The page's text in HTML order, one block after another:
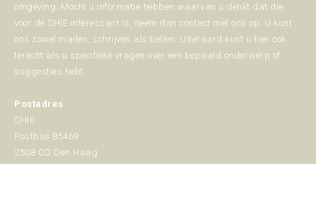
omgeving. Mocht u informatie hebben waarvan u denkt dat die
voor de SHIE interessant is, neem dan contact met ons op. U kunt
ons zowel mailen, schrijven als bellen. Uiteraard kunt u hier ook
terecht als u specifieke vragen over een bepaald onderwerp of
suggesties hebt.
Postadres
SHIE
Postbus 85469
2508 CD Den Haag